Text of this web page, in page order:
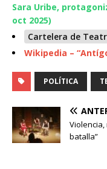
Sara Uribe,
oct 2025)
Cartelera de
Wikipedia –
POLÍTICA
Violencia,
batalla”